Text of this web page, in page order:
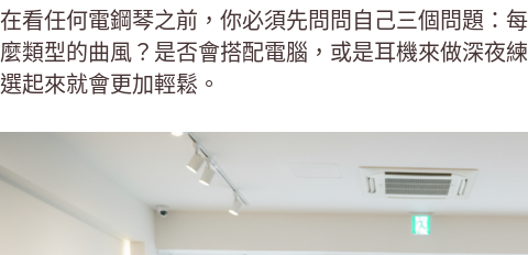
在看任何電鋼琴之前，你必須先問問自己三個問題：
麼類型的曲風？是否會搭配電腦，或是耳機來做深夜
選起來就會更加輕鬆。